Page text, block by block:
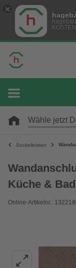
Wähle jetzt
Sockelleisten
Küche &
Online-Artikelnr.: